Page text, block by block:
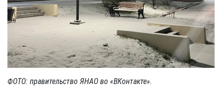
ФОТО: правительство ЯНАО во «ВКонтакте».